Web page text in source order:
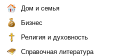
Дом и семья
Бизнес
Религия и духовность
Справочная литература